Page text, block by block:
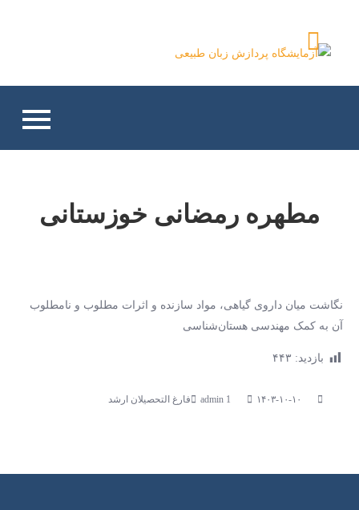
content
مطهره رمضانی خوزستانی
نگاشت میان داروی گیاهی، مواد سازنده و اثرات مطلوب و نامطلوب
آن به کمک مهندسی هستان‌شناسی
بازدید: ۴۴۳
۱۴۰۳-۱۰-۱۰ فارغ التحصیلان ارشد